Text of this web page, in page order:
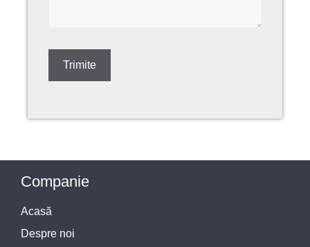
Companie
Acasă
Despre noi